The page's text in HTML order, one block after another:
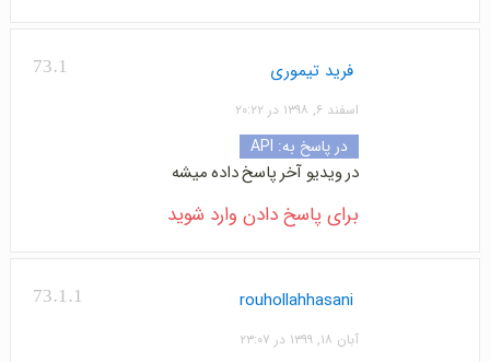
73.1 فرید تیموری
اسفند ۶, ۱۳۹۸ در ۲۰:۲۲
در پاسخ به: API
در ویدیو آخر پاسخ داده میشه
برای پاسخ دادن وارد شوید
73.1.1 rouhollahhasani
آبان ۱۸, ۱۳۹۹ در ۲۳:۰۷